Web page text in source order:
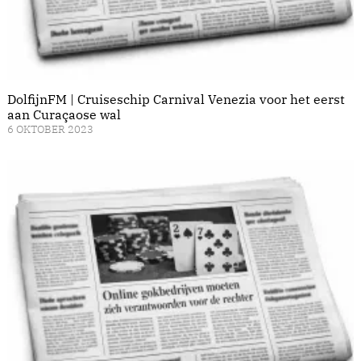
DolfijnFM | Cruiseschip Carnival Venezia voor het eerst
aan Curaçaose wal
6 OKTOBER 2023